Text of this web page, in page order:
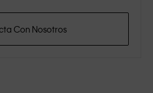
Con Nosotros